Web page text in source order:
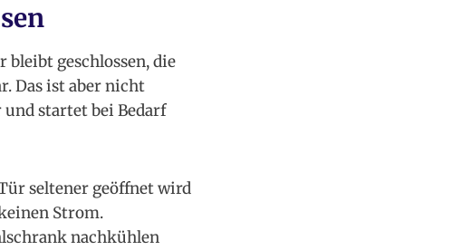
geschlossen, die
Das ist aber nicht
startet bei Bedarf
seltener geöffnet wird
Strom.
nachkühlen